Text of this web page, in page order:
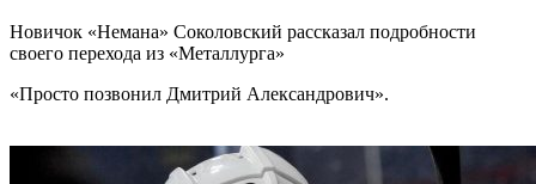
Новичок «Немана» Соколовский рассказал подробности
своего перехода из «Металлурга»
«Просто позвонил Дмитрий Александрович».